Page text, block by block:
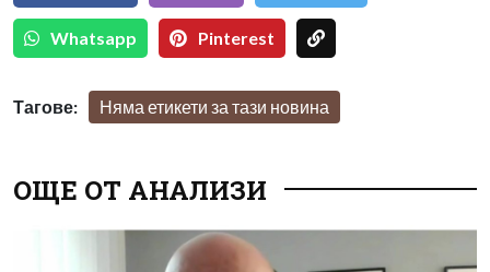
Whatsapp Pinterest
Тагове: Няма етикети за тази новина
ОЩЕ ОТ АНАЛИЗИ